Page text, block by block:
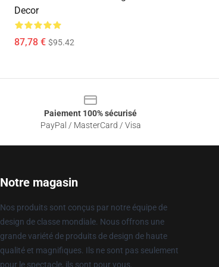
Decor
87,78 € $95.42
Paiement 100% sécurisé
PayPal / MasterCard / Visa
Notre magasin
Nos produits sont conçus par notre équipe de
design de classe mondiale. Nous offrons une
grande variété de produits de design de haute
qualité et magnifiques. Ils ne sont pas seulement
pour le spectacle, ils sont pour vous.